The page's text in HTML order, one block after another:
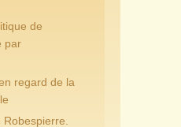
de
par
regard de la